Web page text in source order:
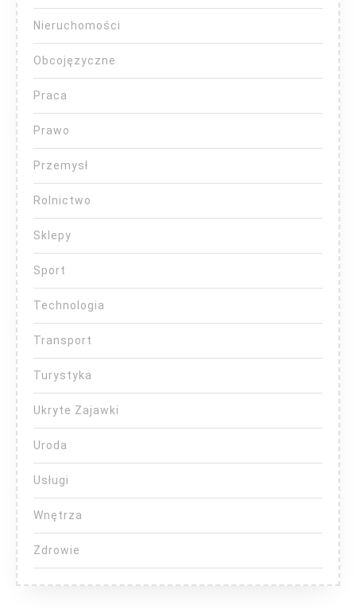
Nieruchomości
Obcojęzyczne
Praca
Prawo
Przemysł
Rolnictwo
Sklepy
Sport
Technologia
Transport
Turystyka
Ukryte Zajawki
Uroda
Usługi
Wnętrza
Zdrowie